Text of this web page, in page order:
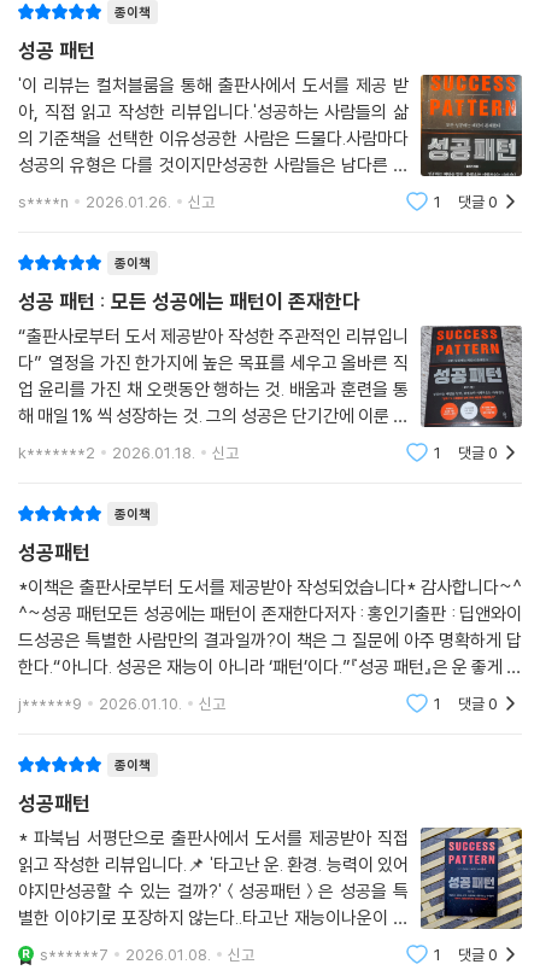
종이책
성공 패턴
'이 리뷰는 컬처블룸을 통해 출판사에서 도서를 제공 받
아, 직접 읽고 작성한 리뷰입니다.'성공하는 사람들의 삶
의 기준책을 선택한 이유성공한 사람은 드물다.사람마다
성공의 유형은 다를 것이지만성공한 사람들은 남다른 특
징이 있다.성공한 사람들의 성공 과정을 살펴본다면,성공
s****n 2026.01.26. 신고 1 댓글0
종이책
성공 패턴 : 모든 성공에는 패턴이 존재한다
“출판사로부터 도서 제공받아 작성한 주관적인 리뷰입니
다” 열정을 가진 한가지에 높은 목표를 세우고 올바른 직
업 윤리를 가진 채 오랫동안 행하는 것. 배움과 훈련을 통
해 매일 1% 씩 성장하는 것. 그의 성공은 단기간에 이룬 것
이 아니라, 배우로서 성장하기 위한 매일의 선택들이 쌓여
k*******2 2026.01.18. 신고 1 댓글0
종이책
성공패턴
*이책은 출판사로부터 도서를 제공받아 작성되었습니다* 감사합니다~^
^~성공 패턴모든 성공에는 패턴이 존재한다저자 : 홍인기출판 : 딥앤와이
드성공은 특별한 사람만의 결과일까?이 책은 그 질문에 아주 명확하게 답
한다.“아니다. 성공은 재능이 아니라 ‘패턴’이다.”『성공 패턴』은 운 좋게 한
번 잘된 사람이 아닌,꾸준히 성과를 내는 사람들의 공통된 행동 구조를 분
석한 책이다
j******9 2026.01.10. 신고 1 댓글0
종이책
성공패턴
* 파북님 서평단으로 출판사에서 도서를 제공받아 직접
읽고 작성한 리뷰입니다. 📌 '타고난 운. 환경. 능력이 있어
야지만성공할 수 있는 걸까?'＜성공패턴＞은 성공을 특
별한 이야기로 포장하지 않는다..타고난 재능이나운이 따
라준 한순간의 선택보다성공한 사람들이어떤 판단을 반
복해왔는지에 초점을 맞춘다.ㅡ🎯 성공은 반복된 선택의
s******7 2026.01.08. 신고 1 댓글0